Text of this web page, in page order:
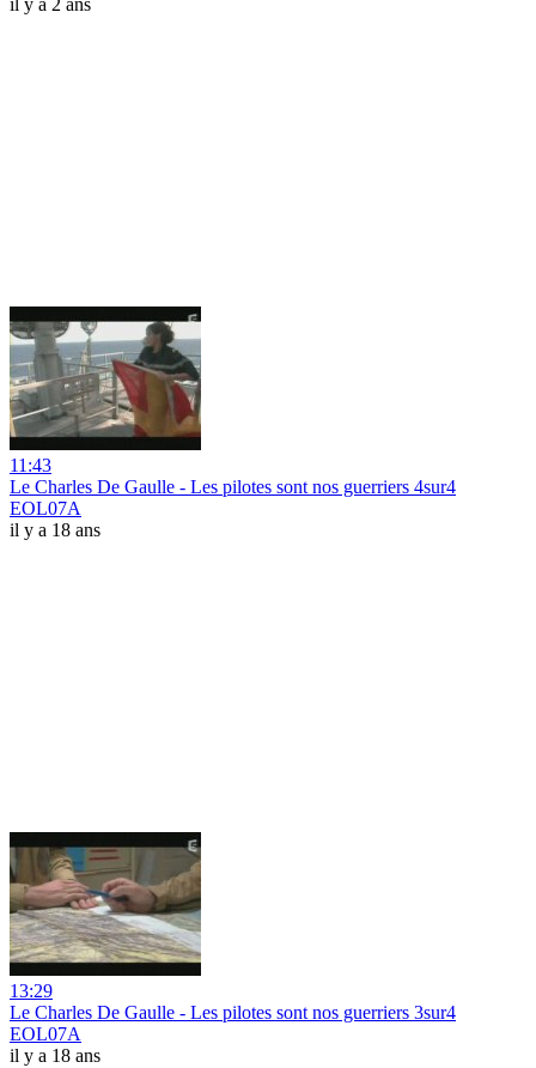
il y a 2 ans
11:43
Le Charles De Gaulle - Les pilotes sont nos guerriers 4sur4
EOL07A
il y a 18 ans
13:29
Le Charles De Gaulle - Les pilotes sont nos guerriers 3sur4
EOL07A
il y a 18 ans